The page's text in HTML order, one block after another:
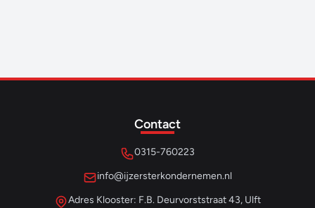
Contact
0315-760223
info@ijzersterkondernemen.nl
Adres Klooster: F.B. Deurvorststraat 43, Ulft